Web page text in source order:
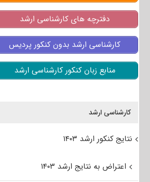
دفترچه های کارشناسی ارشد
کارشناسی ارشد بدون کنکور پردیس
منابع زبان کنکور کارشناسی ارشد
کارشناسی ارشد
نتایج کنکور ارشد ۱۴۰۳
اعتراض به نتایج ارشد ۱۴۰۳